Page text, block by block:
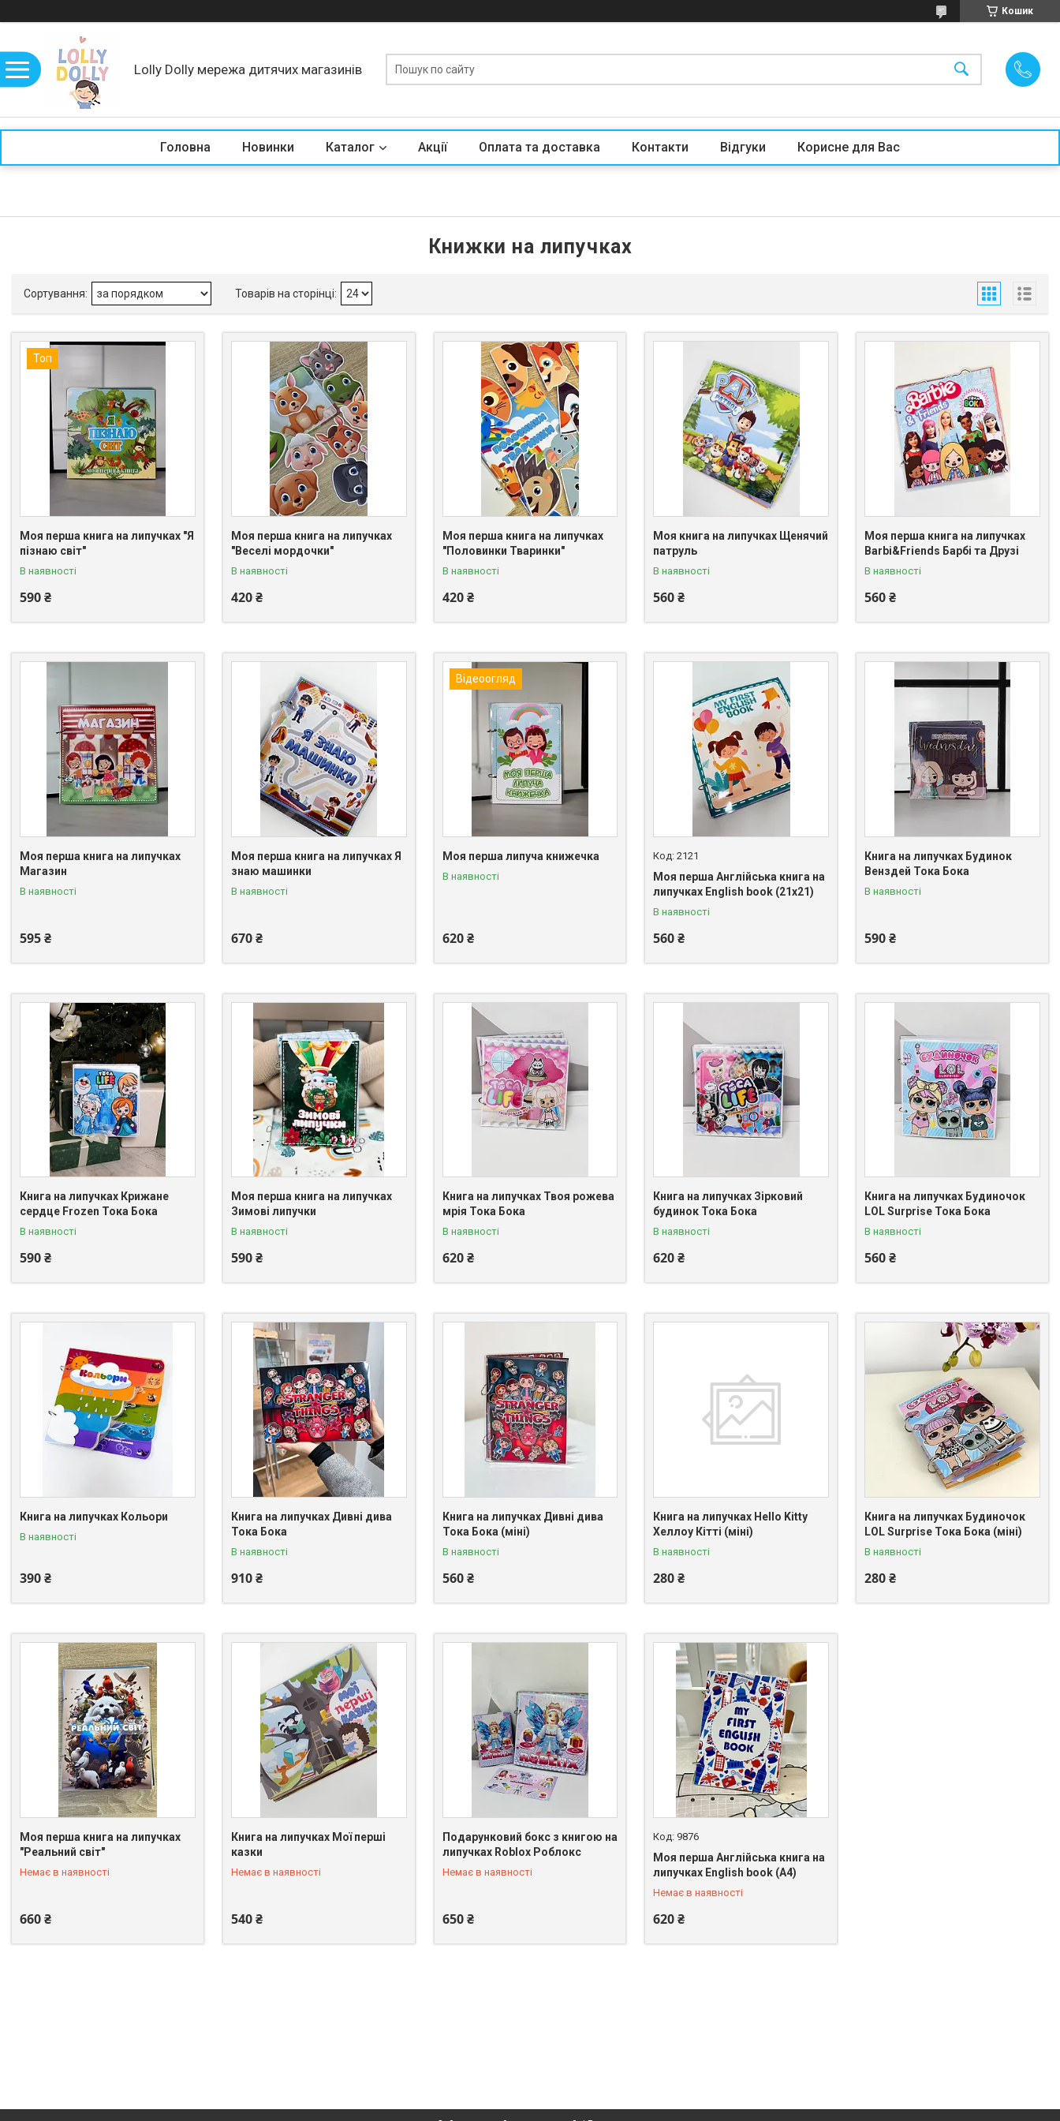
Кошик
Lolly Dolly мережа дитячих магазинів
Головна Новинки Каталог Акції Оплата та доставка Контакти Відгуки Корисне для Вас
Книжки на липучках
Топ
Моя перша книга на липучках "Я
пізнаю світ"
В наявності
590 ₴
Моя перша книга на липучках
"Веселі мордочки"
В наявності
420 ₴
Моя перша книга на липучках
"Половинки Тваринки"
В наявності
420 ₴
Моя книга на липучках Щенячий
патруль
В наявності
560 ₴
Моя перша книга на липучках
Barbi&Friends Барбі та Друзі
В наявності
560 ₴
Моя перша книга на липучках
Магазин
В наявності
595 ₴
Моя перша книга на липучках Я
знаю машинки
В наявності
670 ₴
Відеоогляд
Моя перша липуча книжечка
В наявності
620 ₴
2121
Моя перша Англійська книга на
липучках English book (21х21)
В наявності
560 ₴
Книга на липучках Будинок
Венздей Тока Бока
В наявності
590 ₴
Книга на липучках Крижане
сердце Frozen Тока Бока
В наявності
590 ₴
Моя перша книга на липучках
Зимові липучки
В наявності
590 ₴
Книга на липучках Твоя рожева
мрія Тока Бока
В наявності
620 ₴
Книга на липучках Зірковий
будинок Тока Бока
В наявності
620 ₴
Книга на липучках Будиночок
LOL Surprise Тока Бока
В наявності
560 ₴
Книга на липучках Кольори
В наявності
390 ₴
Книга на липучках Дивні дива
Тока Бока
В наявності
910 ₴
Книга на липучках Дивні дива
Тока Бока (міні)
В наявності
560 ₴
Книга на липучках Hello Kitty
Хеллоу Кітті (міні)
В наявності
280 ₴
Книга на липучках Будиночок
LOL Surprise Тока Бока (міні)
В наявності
280 ₴
Моя перша книга на липучках
"Реальний світ"
Немає в наявності
660 ₴
+380 (67) 100-19-95
Книга на липучках Мої перші
казки
Немає в наявності
540 ₴
+380 (67) 100-19-95
Подарунковий бокс з книгою на
липучках Roblox Роблокс
Немає в наявності
650 ₴
+380 (67) 100-19-95
9876
Моя перша Англійська книга на
липучках English book (А4)
Немає в наявності
620 ₴
+380 (67) 100-19-95